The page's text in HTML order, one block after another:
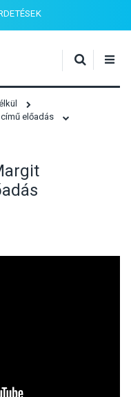
című előadás